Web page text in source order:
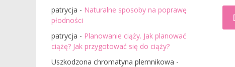
patrycja - Naturalne sposoby na poprawę
płodności
patrycja - Planowanie ciąży. Jak planować
ciążę? Jak przygotować się do ciąży?
Uszkodzona chromatyna plemnikowa -